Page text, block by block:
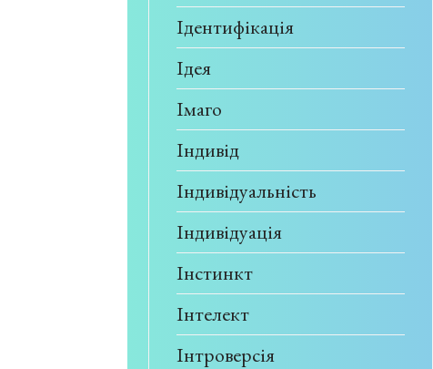
Ідентифікація
Ідея
Імаго
Індивід
Індивідуальність
Індивідуація
Інстинкт
Інтелект
Інтроверсія